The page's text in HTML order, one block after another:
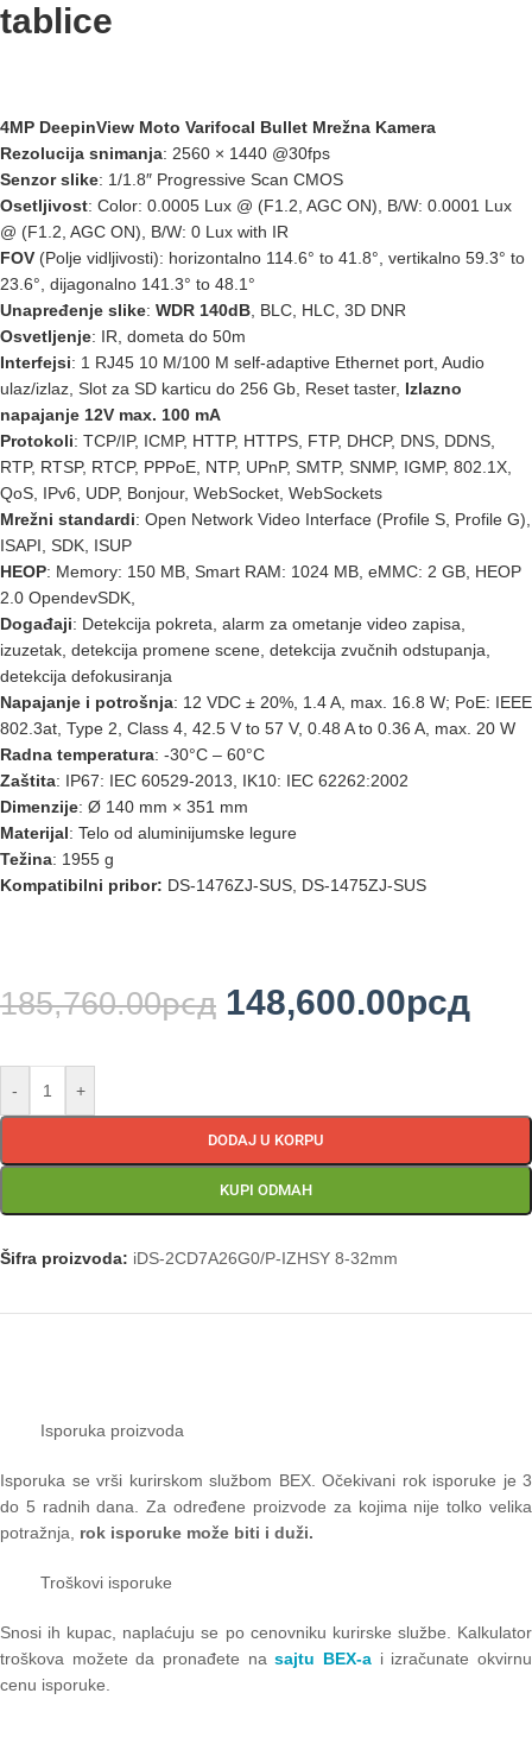
tablice
4MP DeepinView Moto Varifocal Bullet Mrežna Kamera
Rezolucija snimanja: 2560 × 1440 @30fps
Senzor slike: 1/1.8″ Progressive Scan CMOS
Osetljivost: Color: 0.0005 Lux @ (F1.2, AGC ON), B/W: 0.0001 Lux
@ (F1.2, AGC ON), B/W: 0 Lux with IR
FOV (Polje vidljivosti): horizontalno 114.6° to 41.8°, vertikalno 59.3° to
23.6°, dijagonalno 141.3° to 48.1°
Unapređenje slike: WDR 140dB , BLC, HLC, 3D DNR
Osvetljenje: IR, dometa do 50m
Interfejsi: 1 RJ45 10 M/100 M self-adaptive Ethernet port, Audio
ulaz/izlaz, Slot za SD karticu do 256 Gb, Reset taster, Izlazno
napajanje 12V max. 100 mA
Protokoli: TCP/IP, ICMP, HTTP, HTTPS, FTP, DHCP, DNS, DDNS,
RTP, RTSP, RTCP, PPPoE, NTP, UPnP, SMTP, SNMP, IGMP, 802.1X,
QoS, IPv6, UDP, Bonjour, WebSocket, WebSockets
Mrežni standardi: Open Network Video Interface (Profile S, Profile G),
ISAPI, SDK, ISUP
HEOP: Memory: 150 MB, Smart RAM: 1024 MB, eMMC: 2 GB, HEOP
2.0 OpendevSDK,
Događaji: Detekcija pokreta, alarm za ometanje video zapisa,
izuzetak, detekcija promene scene, detekcija zvučnih odstupanja,
detekcija defokusiranja
Napajanje i potrošnja: 12 VDC ± 20%, 1.4 A, max. 16.8 W; PoE: IEEE
802.3at, Type 2, Class 4, 42.5 V to 57 V, 0.48 A to 0.36 A, max. 20 W
Radna temperatura: -30°C – 60°C
Zaštita: IP67: IEC 60529-2013, IK10: IEC 62262:2002
Dimenzije: Ø 140 mm × 351 mm
Materijal: Telo od aluminijumske legure
Težina: 1955 g
Kompatibilni pribor: DS-1476ZJ-SUS, DS-1475ZJ-SUS
185,760.00рсд 148,600.00рсд
- +
DODAJ U KORPU
KUPI ODMAH
Šifra proizvoda: iDS-2CD7A26G0/P-IZHSY 8-32mm
Isporuka proizvoda
Isporuka se vrši kurirskom službom BEX. Očekivani rok isporuke je 3
do 5 radnih dana. Za određene proizvode za kojima nije tolko velika
potražnja, rok isporuke može biti i duži.
Troškovi isporuke
Snosi ih kupac, naplaćuju se po cenovniku kurirske službe. Kalkulator
troškova možete da pronađete nasajtu BEX-a i izračunate okvirnu
cenu isporuke.